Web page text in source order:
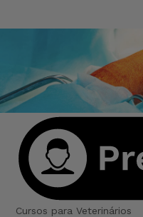
Cursos para Veterinários